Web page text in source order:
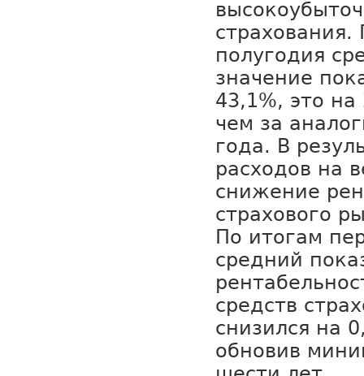
страхования.
полугодия
значение
43,1%, это
чем за
года. В
расходов на
снижение
страхового
По итогам
средний
средств
снизился на
обновив